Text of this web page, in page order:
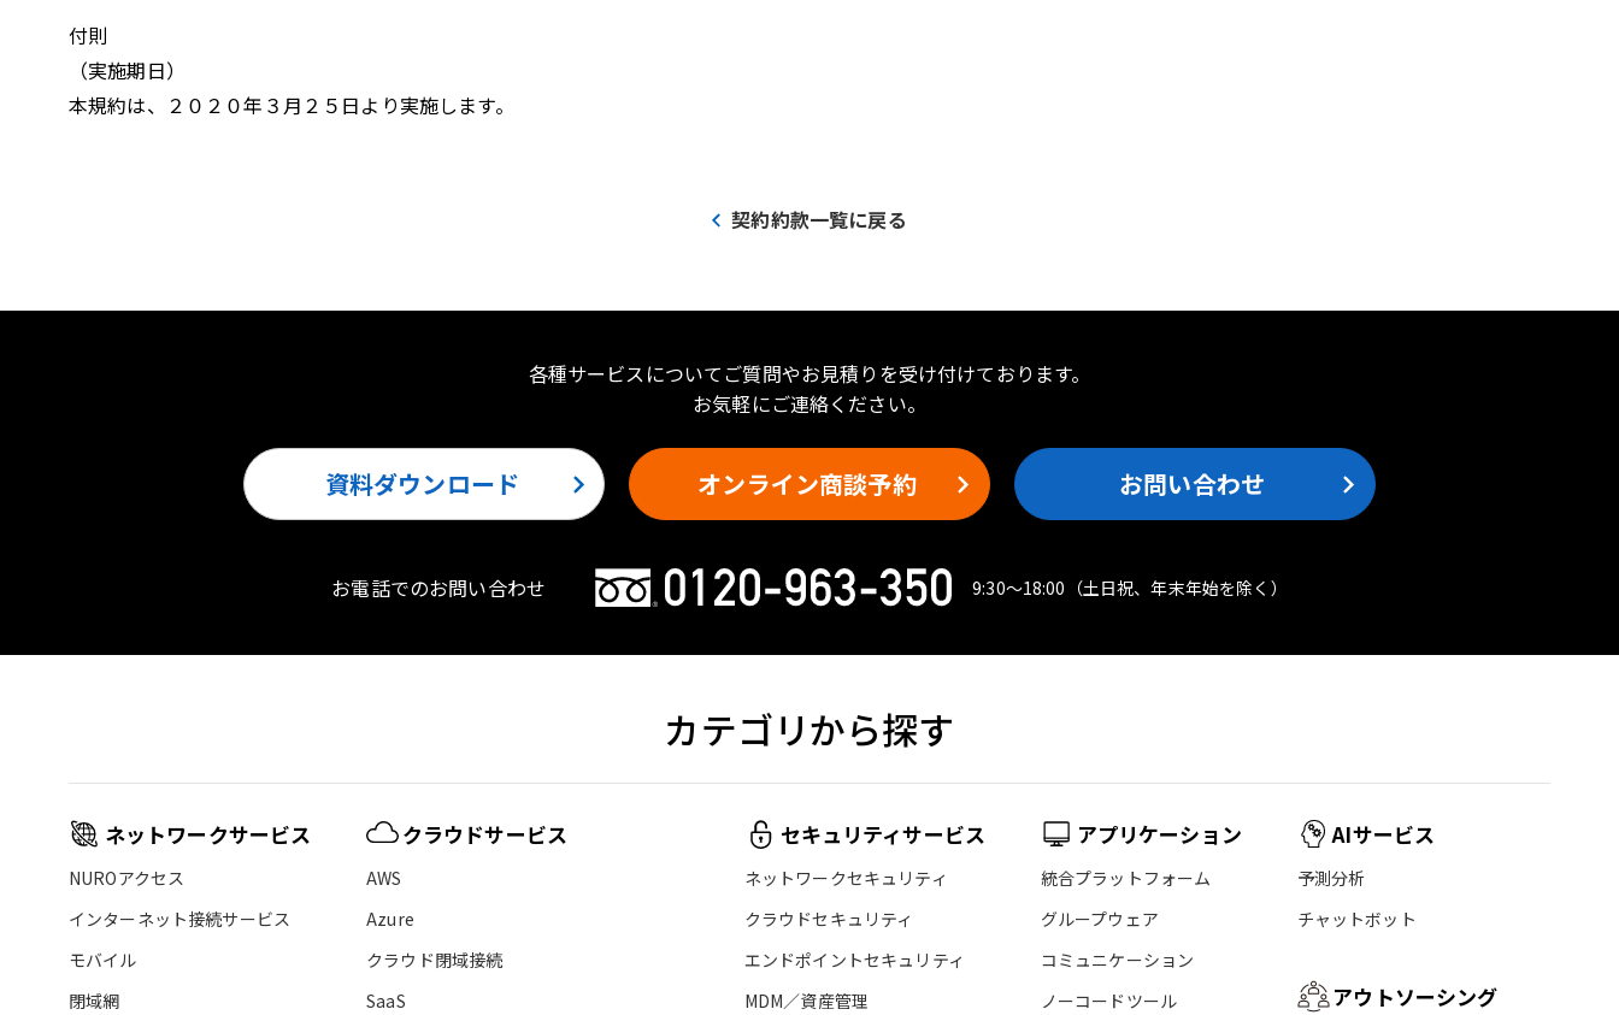
付則
（実施期日）
本規約は、２０２０年３月２５日より実施します。
契約約款一覧に戻る
各種サービスについてご質問やお見積りを受け付けております。
お気軽にご連絡ください。
資料ダウンロード オンライン商談予約 お問い合わせ
お電話でのお問い合わせ 9:30〜18:00 （土日祝、年末年始を除く）
カテゴリから探す
ネットワークサービス
NUROアクセス
インターネット接続サービス
モバイル
閉域網
クラウドサービス
AWS
Azure
クラウド閉域接続
SaaS
セキュリティサービス
ネットワークセキュリティ
クラウドセキュリティ
エンドポイントセキュリティ
MDM／資産管理
アプリケーション
統合プラットフォーム
グループウェア
コミュニケーション
ノーコードツール
AIサービス
予測分析
チャットボット
アウトソーシング